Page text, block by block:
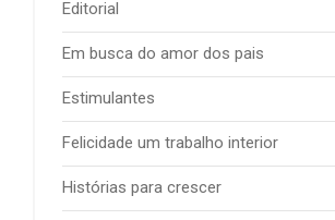
Editorial
Em busca do amor dos pais
Estimulantes
Felicidade um trabalho interior
Histórias para crescer